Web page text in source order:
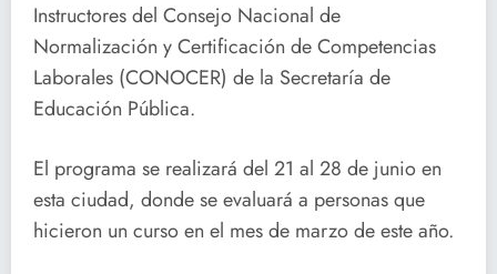
Instructores del Consejo Nacional de
Normalización y Certificación de Competencias
Laborales (CONOCER) de la Secretaría de
Educación Pública.
El programa se realizará del 21 al 28 de junio en
esta ciudad, donde se evaluará a personas que
hicieron un curso en el mes de marzo de este año.